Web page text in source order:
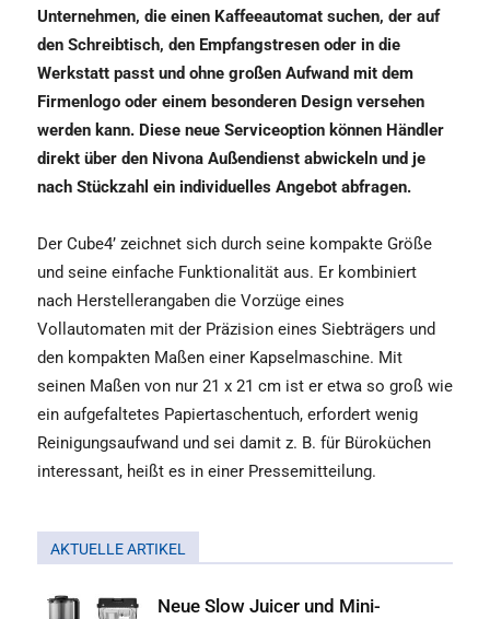
Unternehmen, die einen Kaffeeautomat suchen, der auf
den Schreibtisch, den Empfangstresen oder in die
Werkstatt passt und ohne großen Aufwand mit dem
Firmenlogo oder einem besonderen Design versehen
werden kann. Diese neue Serviceoption können Händler
direkt über den Nivona Außendienst abwickeln und je
nach Stückzahl ein individuelles Angebot abfragen.
Der Cube4’ zeichnet sich durch seine kompakte Größe
und seine einfache Funktionalität aus. Er kombiniert
nach Herstellerangaben die Vorzüge eines
Vollautomaten mit der Präzision eines Siebträgers und
den kompakten Maßen einer Kapselmaschine. Mit
seinen Maßen von nur 21 x 21 cm ist er etwa so groß wie
ein aufgefaltetes Papiertaschentuch, erfordert wenig
Reinigungsaufwand und sei damit z. B. für Büroküchen
interessant, heißt es in einer Pressemitteilung.
AKTUELLE ARTIKEL
Neue Slow Juicer und Mini-